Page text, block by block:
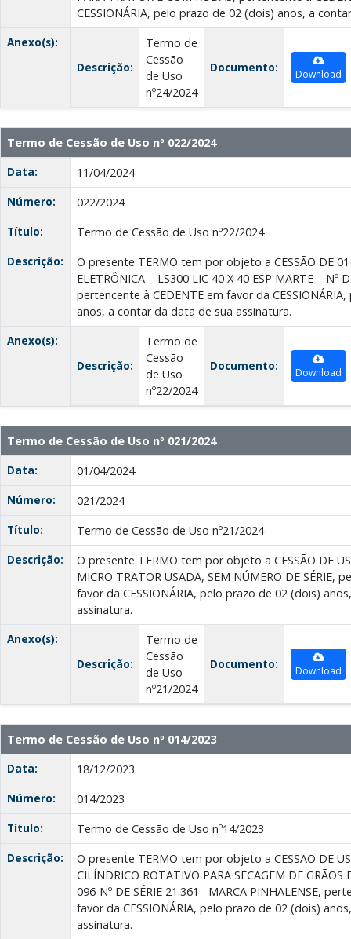
CESSIONÁRIA, pelo prazo de 02 (dois) anos, a
Anexo(s):
Descrição:
Termo de
Cessão
de Uso
nº24/2024
Documento: Download
Termo de Cessão de Uso nº 022/2024
Data:
11/04/2024
Número:
022/2024
Título:
Termo de Cessão de Uso nº22/2024
Descrição:
O presente TERMO tem por objeto a CESSÃO DE
ELETRÔNICA – LS300 LIC 40 X 40 ESP MARTE – Nº
pertencente à CEDENTE em favor da
anos, a contar da data de sua assinatura.
Anexo(s):
Descrição:
Termo de
Cessão
de Uso
nº22/2024
Documento: Download
Termo de Cessão de Uso nº 021/2024
Data:
01/04/2024
Número:
021/2024
Título:
Termo de Cessão de Uso nº21/2024
Descrição:
O presente TERMO tem por objeto a CESSÃO DE
MICRO TRATOR USADA, SEM NÚMERO DE SÉRIE,
favor da CESSIONÁRIA, pelo prazo de 02 (dois)
assinatura.
Anexo(s):
Descrição:
Termo de
Cessão
de Uso
nº21/2024
Documento: Download
Termo de Cessão de Uso nº 014/2023
Data:
18/12/2023
Número:
014/2023
Título:
Termo de Cessão de Uso nº14/2023
Descrição:
O presente TERMO tem por objeto a CESSÃO DE
CILÍNDRICO ROTATIVO PARA SECAGEM DE GRÃOS
096-Nº DE SÉRIE 21.361– MARCA PINHALENSE,
favor da CESSIONÁRIA, pelo prazo de 02 (dois)
assinatura.